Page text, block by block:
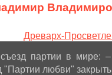
партии в мире:
любви"